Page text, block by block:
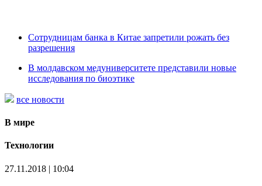
Сотрудницам банка в Китае запретили рожать без
разрешения
В молдавском медуниверситете представили новые
исследования по биоэтике
все новости
В мире
Технологии
27.11.2018 | 10:04